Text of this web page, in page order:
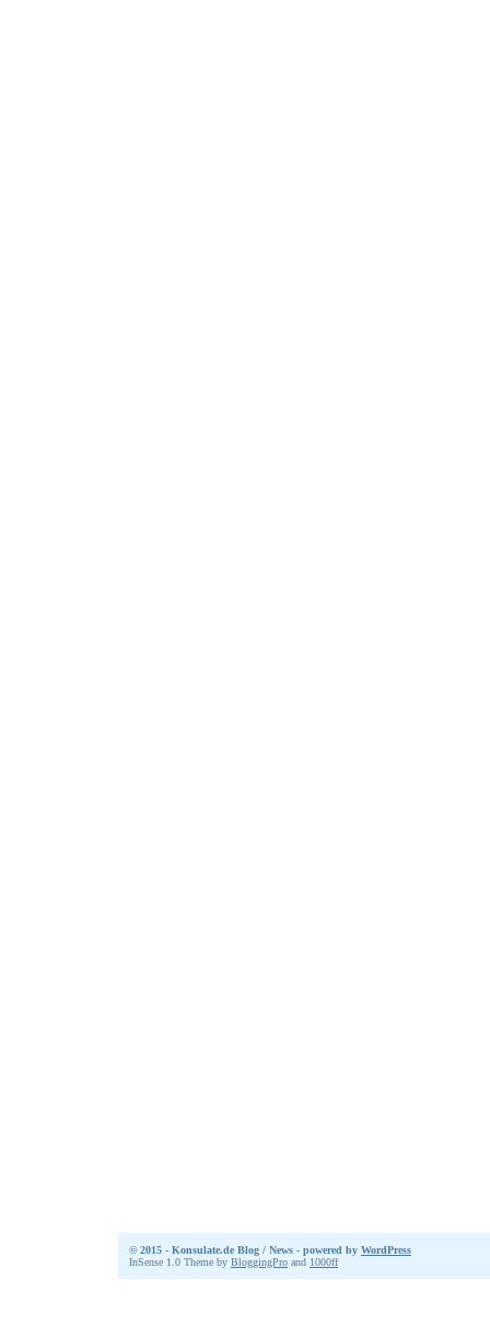
© 2015 - Konsulate.de Blog / News - powered by WordPress
InSense 1.0 Theme by BloggingPro and 1000ff